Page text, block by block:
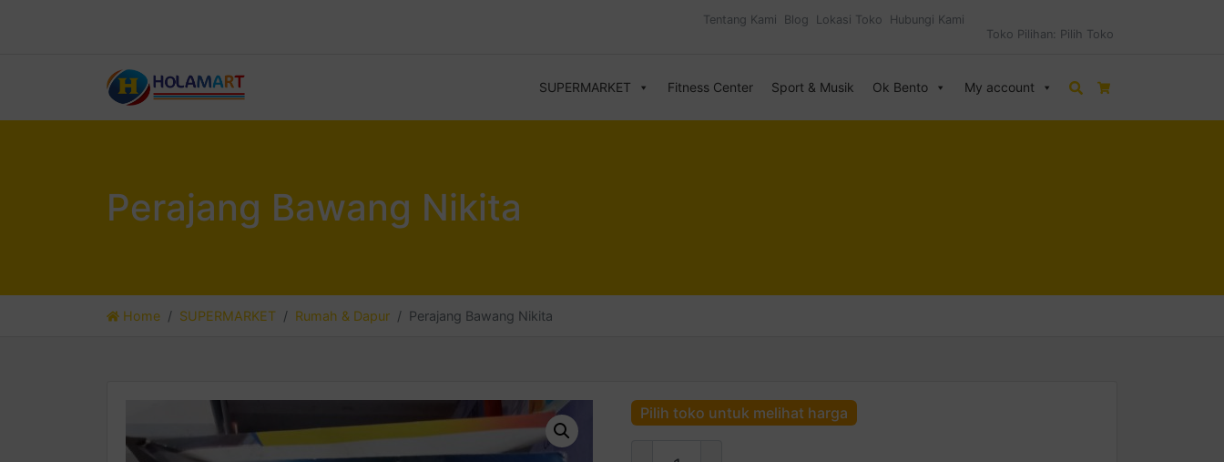
Tentang Kami Blog Lokasi Toko
Hubungi Kami
Toko Pilihan: Pilih Toko
SUPERMARKET Fitness Center Sport & Musik Ok Bento My account Search
Perajang Bawang Nikita
Home SUPERMARKET Rumah & Dapur Perajang Bawang Nikita
Pilih toko untuk melihat harga